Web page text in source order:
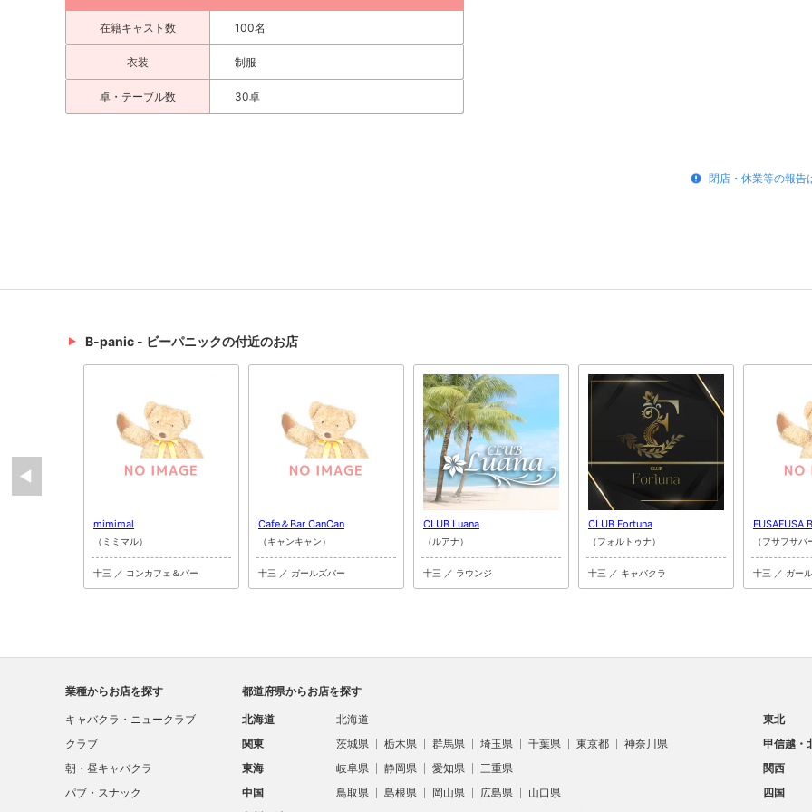
在籍キャスト数 100名
衣装 制服
卓・テーブル数 30卓
閉店・休業等の報告
B-panic - ビーパニックの付近のお店
mimimal
（ミミマル）
十三 ／ コンカフェ＆バー
Cafe＆Bar CanCan
（キャンキャン）
十三 ／ ガールズバー
CLUB Luana
（ルアナ）
十三 ／ ラウンジ
CLUB Fortuna
（フォルトゥナ）
十三 ／ キャバクラ
FUSAFUSA
（フサフサバ
十三 ／ ガー
業種からお店を探す
キャバクラ・ニュークラブ
クラブ
朝・昼キャバクラ
パブ・スナック
都道府県からお店を探す
北海道 北海道 東北
関東
茨城県 栃木県 群馬県 埼玉県 千葉県 東京都 神奈川県 甲信越・
東海
岐阜県 静岡県 愛知県 三重県 関西
中国
鳥取県 島根県 岡山県 広島県 山口県 四国